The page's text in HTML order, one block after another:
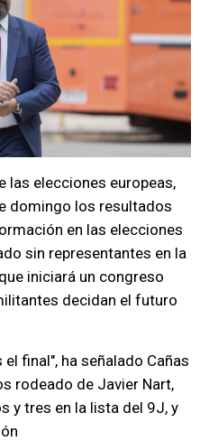
las elecciones europeas,
domingo los resultados
en las elecciones
sin representantes en la
iniciará un congreso
decidan el futuro
final", ha señalado Cañas
rodeado de Javier Nart,
y tres en la lista del 9J, y